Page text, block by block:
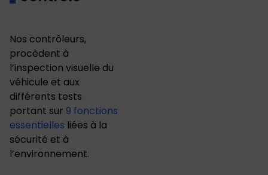
Nos contrôleurs,
procèdent à
l’inspection visuelle du
véhicule et aux
différents tests
portant sur 9 fonctions
essentielles liées à la
sécurité et à
l’environnement.